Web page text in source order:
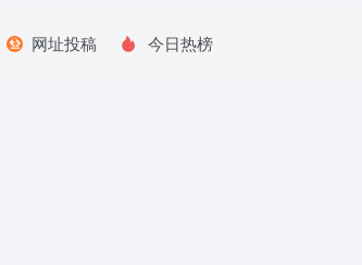
网址投稿 今日热榜